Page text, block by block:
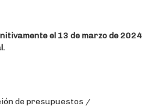
el 13 de marzo de 2024
de presupuestos /